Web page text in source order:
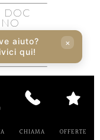
CHIAMA OFFERTE
DOC
aiuto?
qui!
×